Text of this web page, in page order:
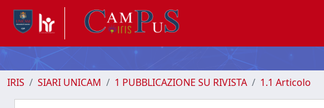
IRIS SIARI UNICAM 1 PUBBLICAZIONE SU RIVISTA 1.1 Articolo